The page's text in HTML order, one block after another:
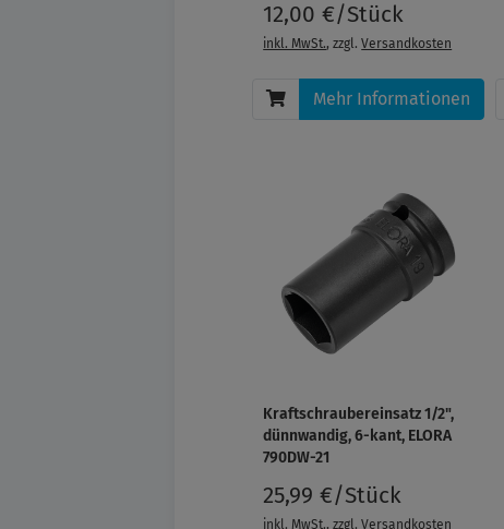
12,00 €/Stück
inkl. MwSt., zzgl.Versandkosten
Mehr Informationen
Kraftschraubereinsatz 1/2",
dünnwandig, 6-kant, ELORA
790DW-21
25,99 €/Stück
inkl. MwSt., zzgl.Versandkosten